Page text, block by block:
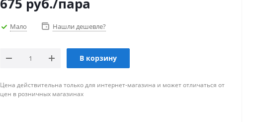
Мало Нашли дешевле?
В корзину
Цена действительна только для интернет-магазина и может отличаться от
цен в розничных магазинах